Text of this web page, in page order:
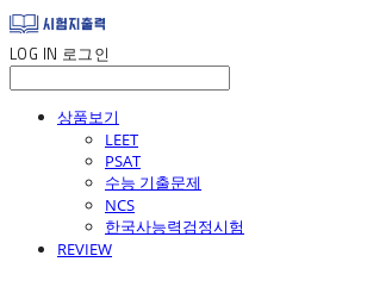
LOG IN 로그인
상품보기
LEET
PSAT
수능 기출문제
NCS
한국사능력검정시험
REVIEW